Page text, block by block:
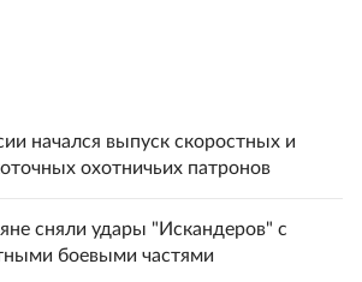
начался выпуск скоростных и
охотничьих патронов
сняли удары "Искандеров" с
боевыми частями